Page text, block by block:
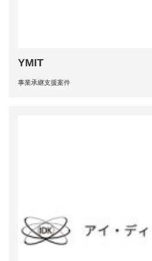
YMIT
事業承継支援案件